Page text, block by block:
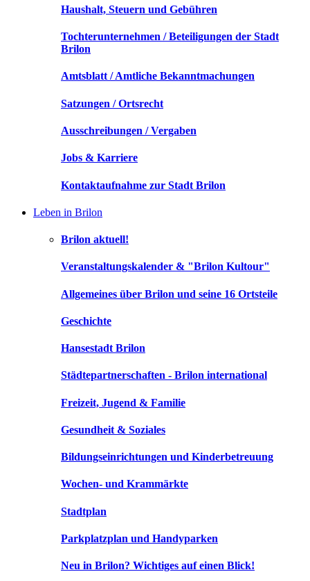
Haushalt, Steuern und Gebühren
Tochterunternehmen / Beteiligungen der Stadt
Brilon
Amtsblatt / Amtliche Bekanntmachungen
Satzungen / Ortsrecht
Ausschreibungen / Vergaben
Jobs & Karriere
Kontaktaufnahme zur Stadt Brilon
Leben in Brilon
Brilon aktuell!
Veranstaltungskalender & "Brilon Kultour"
Allgemeines über Brilon und seine 16 Ortsteile
Geschichte
Hansestadt Brilon
Städtepartnerschaften - Brilon international
Freizeit, Jugend & Familie
Gesundheit & Soziales
Bildungseinrichtungen und Kinderbetreuung
Wochen- und Krammärkte
Stadtplan
Parkplatzplan und Handyparken
Neu in Brilon? Wichtiges auf einen Blick!